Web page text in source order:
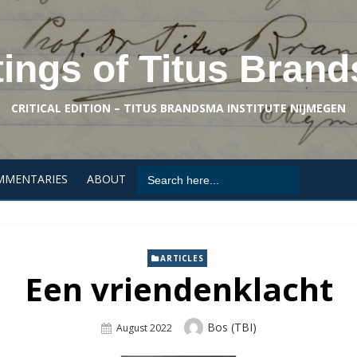
of Titus
CRITICAL EDITION – TITUS BRANDSMA INSTITUTE NIJMEGEN
ABOUT Search
for:
ARTICLES
Een vriendenklacht
Posted
August 2022 Author
Bos (TBI)